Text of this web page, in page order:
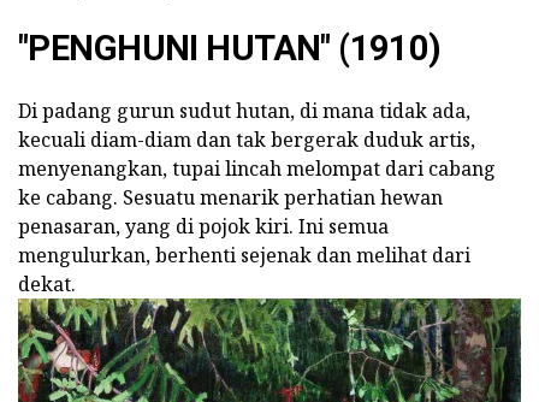
"PENGHUNI HUTAN" (1910)
Di padang gurun sudut hutan, di mana tidak ada,
kecuali diam-diam dan tak bergerak duduk artis,
menyenangkan, tupai lincah melompat dari cabang
ke cabang. Sesuatu menarik perhatian hewan
penasaran, yang di pojok kiri. Ini semua
mengulurkan, berhenti sejenak dan melihat dari
dekat.